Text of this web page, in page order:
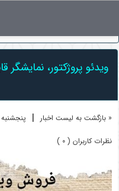
ویدئو پروژکتور،
« بازگشت به لیست اخبار | پنجشنبه 16 مرداد 1404 در ساعت 0 و 0 دقیقه
نظرات کاربران ( 0 )